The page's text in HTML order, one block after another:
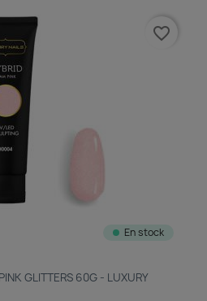
En stock
GLITTERS 60G - LUXURY
favorite_border
et laissez-nous vous